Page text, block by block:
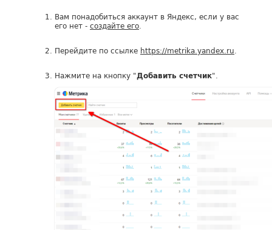
Вам понадобиться аккаунт в Яндекс, если у вас
его нет -создайте его.
Перейдите по ссылке https://metrika.yandex.ru.
Нажмите на кнопку "Добавить счетчик".